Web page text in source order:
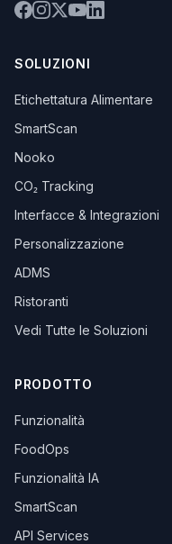
SOLUZIONI
Etichettatura Alimentare
SmartScan
Nooko
CO₂ Tracking
Interfacce & Integrazioni
Personalizzazione
ADMS
Ristoranti
Vedi Tutte le Soluzioni
PRODOTTO
Funzionalità
FoodOps
Funzionalità IA
SmartScan
API Services